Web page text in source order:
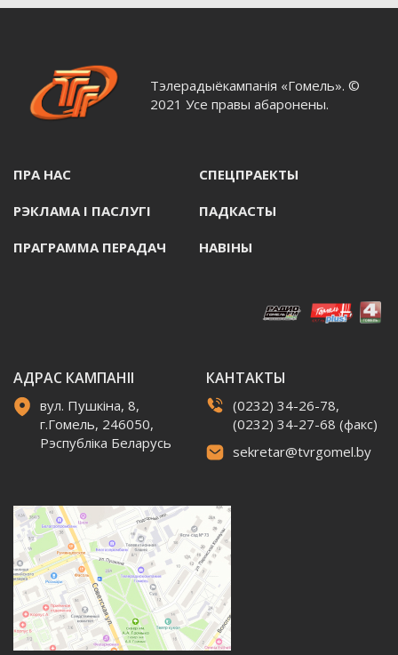
Тэлерадыёкампанія «Гомель». ©
2021 Усе правы абаронены.
ПРА НАС СПЕЦПРАЕКТЫ
РЭКЛАМА I ПАСЛУГI ПАДКАСТЫ
ПРАГРАММА ПЕРАДАЧ НАВIНЫ
АДРАС КАМПАНІІ
вул. Пушкіна, 8,
г.Гомель, 246050,
Рэспубліка Беларусь
КАНТАКТЫ
(0232) 34-26-78,
(0232) 34-27-68 (факс)
sekretar@tvrgomel.by